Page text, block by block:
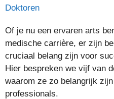
Doktoren
Of je nu een ervaren arts
medische carrière, er zijn
cruciaal belang zijn voor
Hier bespreken we vijf van
waarom ze zo belangrijk
professionals.